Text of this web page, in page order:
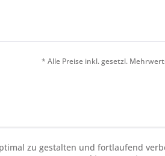
* Alle Preise inkl. gesetzl.
zu gestalten und fortlaufend